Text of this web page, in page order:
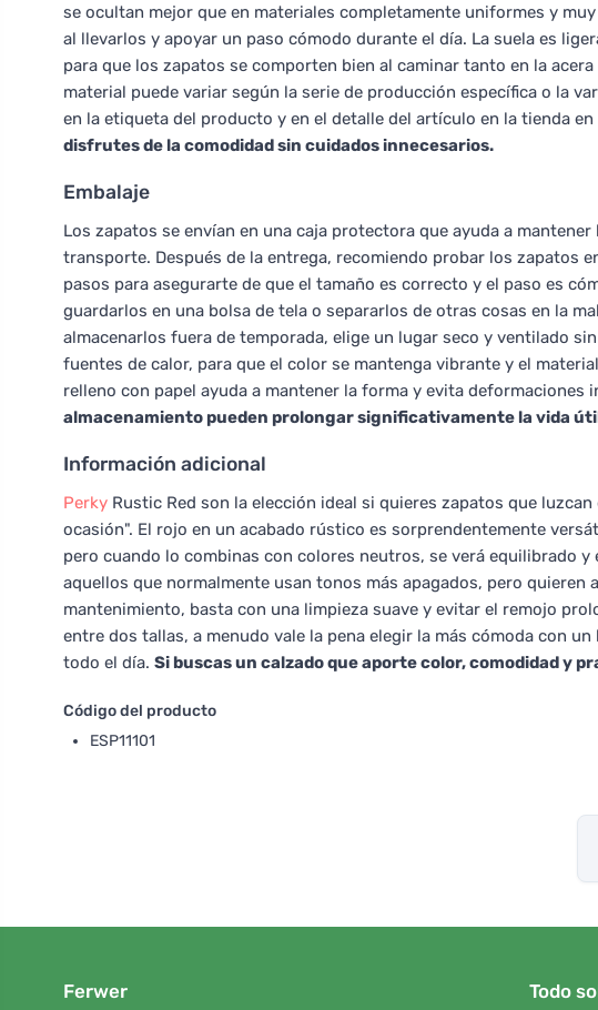
se ocultan mejor que en materiales completamente uniformes y
al llevarlos y apoyar un paso cómodo durante el día. La suela es
para que los zapatos se comporten bien al caminar tanto en la
material puede variar según la serie de producción específica o la
en la etiqueta del producto y en el detalle del artículo en la tienda en
disfrutes de la comodidad sin cuidados innecesarios.
Embalaje
Los zapatos se envían en una caja protectora que ayuda a
transporte. Después de la entrega, recomiendo probar los zapatos
pasos para asegurarte de que el tamaño es correcto y el paso es
guardarlos en una bolsa de tela o separarlos de otras cosas en la
almacenarlos fuera de temporada, elige un lugar seco y ventilado
fuentes de calor, para que el color se mantenga vibrante y el
relleno con papel ayuda a mantener la forma y evita deformaciones
almacenamiento pueden prolongar significativamente la vida
Información adicional
Perky Rustic Red son la elección ideal si quieres zapatos que
ocasión". El rojo en un acabado rústico es sorprendentemente
pero cuando lo combinas con colores neutros, se verá equilibrado
aquellos que normalmente usan tonos más apagados, pero quieren
mantenimiento, basta con una limpieza suave y evitar el remojo
entre dos tallas, a menudo vale la pena elegir la más cómoda con
todo el día. Si buscas un calzado que aporte color, comodidad y
Código del producto
ESP11101
Ferwer Todo